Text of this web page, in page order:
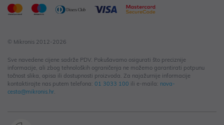
© Mikronis 2012-2026
Sve navedene cijene sadrže PDV. Pokušavamo osigurati što preciznije
informacije, ali zbog tehnoloških ograničenja ne možemo garantirati potpunu
točnost slika, opisa ili dostupnosti proizvoda. Za najažurnije informacije
kontaktirajte nas putem telefona: 01 3033 100 ili e-maila: nova-
cesta@mikronis.hr.